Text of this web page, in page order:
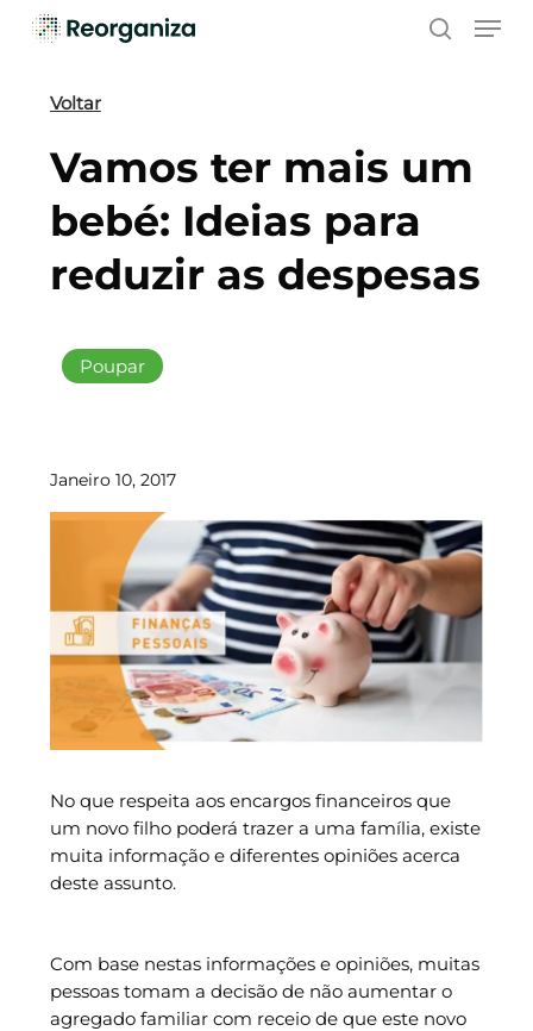
Skip
contentVoltar
Poupar
Vamos ter mais um
bebé: Ideias para
reduzir as despesas
Janeiro 10, 2017
No que respeita aos encargos financeiros que
um novo filho poderá trazer a uma família, existe
muita informação e diferentes opiniões acerca
deste assunto.
Com base nestas informações e opiniões, muitas
pessoas tomam a decisão de não aumentar o
agregado familiar com receio de que este novo